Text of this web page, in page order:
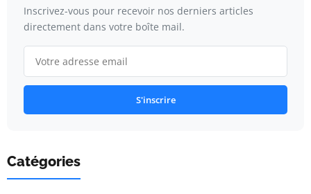
Inscrivez-vous pour recevoir nos derniers articles
directement dans votre boîte mail.
S'inscrire
Catégories